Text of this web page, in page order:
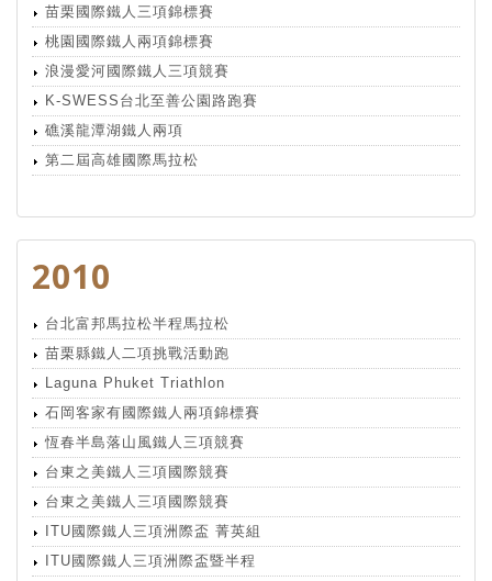
苗栗國際鐵人三項錦標賽
桃園國際鐵人兩項錦標賽
浪漫愛河國際鐵人三項競賽
K-SWESS台北至善公園路跑賽
礁溪龍潭湖鐵人兩項
第二屆高雄國際馬拉松
2010
台北富邦馬拉松半程馬拉松
苗栗縣鐵人二項挑戰活動跑
Laguna Phuket Triathlon
石岡客家有國際鐵人兩項錦標賽
恆春半島落山風鐵人三項競賽
台東之美鐵人三項國際競賽
台東之美鐵人三項國際競賽
ITU國際鐵人三項洲際盃 菁英組
ITU國際鐵人三項洲際盃暨半程